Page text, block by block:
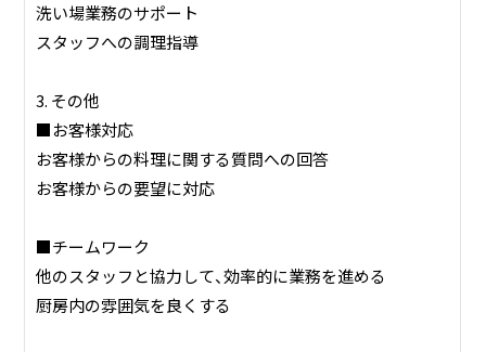
洗い場業務のサポート
スタッフへの調理指導
3. その他
■お客様対応
お客様からの料理に関する質問への回答
お客様からの要望に対応
■チームワーク
他のスタッフと協力して、効率的に業務を進める
厨房内の雰囲気を良くする